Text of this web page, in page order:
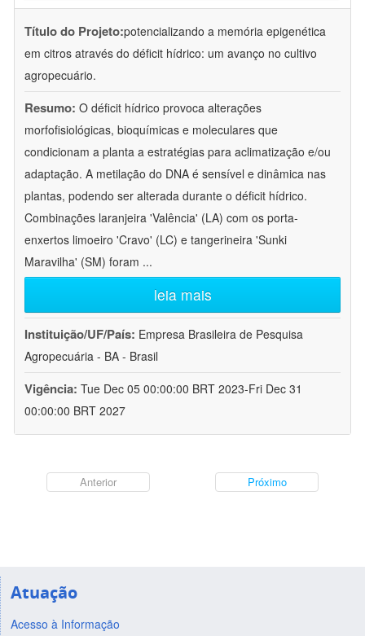
Título do Projeto:potencializando a memória epigenética
em citros através do déficit hídrico: um avanço no cultivo
agropecuário.
Resumo: O déficit hídrico provoca alterações
morfofisiológicas, bioquímicas e moleculares que
condicionam a planta a estratégias para aclimatização e/ou
adaptação. A metilação do DNA é sensível e dinâmica nas
plantas, podendo ser alterada durante o déficit hídrico.
Combinações laranjeira 'Valência' (LA) com os porta-
enxertos limoeiro 'Cravo' (LC) e tangerineira 'Sunki
Maravilha' (SM) foram ...
leia mais
Instituição/UF/País: Empresa Brasileira de Pesquisa
Agropecuária - BA - Brasil
Vigência: Tue Dec 05 00:00:00 BRT 2023-Fri Dec 31
00:00:00 BRT 2027
Anterior Próximo
Atuação
Acesso à Informação